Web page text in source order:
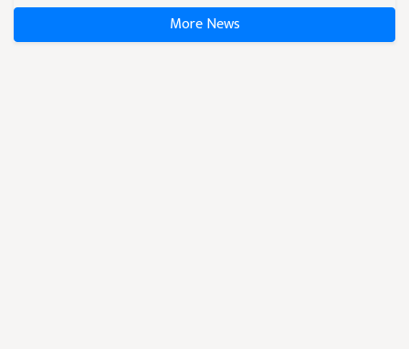
More News